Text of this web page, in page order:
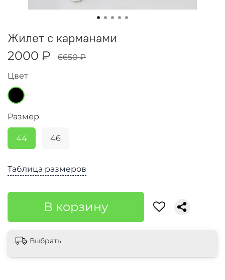
Жилет с карманами
2000 ₽ 6650 ₽
Таблица размеров
В корзину
Цвет
Размер
44 46
Выбрать